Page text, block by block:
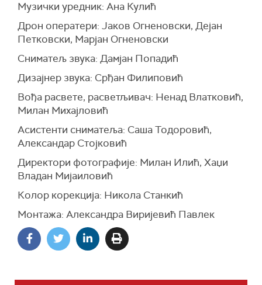
Музички уредник: Ана Кулић
Дрон оператери: Јаков Огненовски, Дејан
Петковски, Марјан Огненовски
Сниматељ звука: Дамјан Попадић
Дизајнер звука: Срђан Филиповић
Вођа расвете, расветљивач: Ненад Влатковић,
Милан Михајловић
Асистенти сниматеља: Саша Тодоровић,
Александар Стојковић
Директори фотографије: Милан Илић, Хаџи
Владан Мијаиловић
Колор корекција: Никола Станкић
Монтажа: Александра Виријевић Павлек